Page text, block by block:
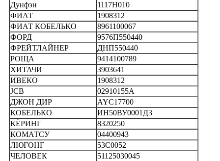
Дунфэн
1117Н010
ФИАТ
1908312
ФИАТ КОБЕЛЬКО
8961100067
ФОРД
9576П550440
ФРЕЙТЛАЙНЕР
ДНП550440
РОЩА
9414100789
ХИТАЧИ
3903641
ИВЕКО
1908312
JCB
02910155А
ДЖОН ДИР
AYC17700
КОБЕЛЬКО
ИН50ВУ0001Д3
КЁРИНГ
8320250
КОМАТСУ
04400943
ЛЮГОНГ
53C0052
ЧЕЛОВЕК
51125030045